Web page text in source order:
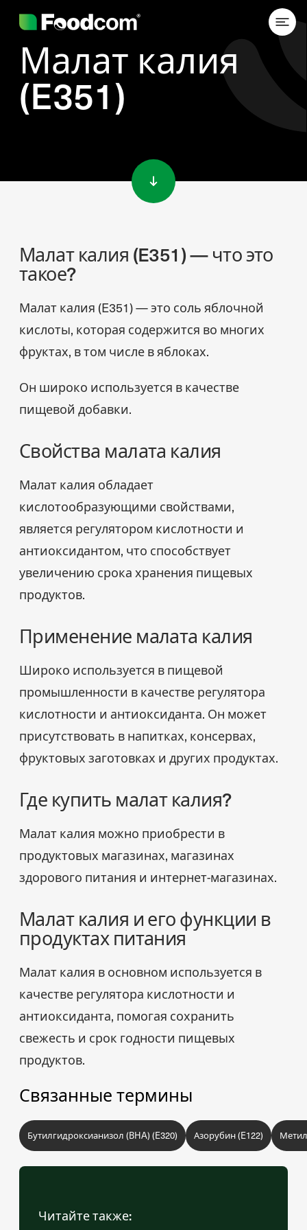
Малат калия
(E351)
Малат калия (E351) — что это
такое?
Малат калия (E351) — это соль яблочной
кислоты, которая содержится во многих
фруктах, в том числе в яблоках.
Он широко используется в качестве
пищевой добавки.
Свойства малата калия
Малат калия обладает
кислотообразующими свойствами,
является регулятором кислотности и
антиоксидантом, что способствует
увеличению срока хранения пищевых
продуктов.
Применение малата калия
Широко используется в пищевой
промышленности в качестве регулятора
кислотности и антиоксиданта. Он может
присутствовать в напитках, консервах,
фруктовых заготовках и других продуктах.
Где купить малат калия?
Малат калия можно приобрести в
продуктовых магазинах, магазинах
здорового питания и интернет-магазинах.
Малат калия и его функции в
продуктах питания
Малат калия в основном используется в
качестве регулятора кислотности и
антиоксиданта, помогая сохранить
свежесть и срок годности пищевых
продуктов.
Связанные термины
Бутилгидроксианизол (BHA) (E320) Азорубин (E122)
Читайте также: